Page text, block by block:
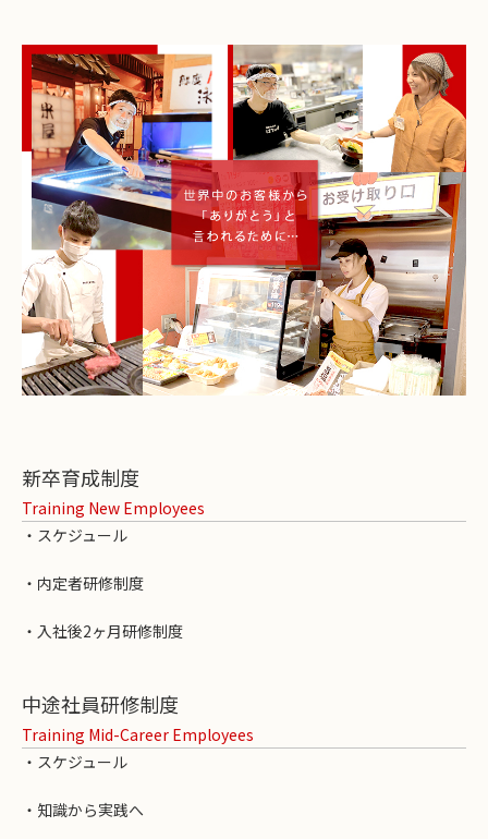
新卒育成制度
Training New Employees
・スケジュール
・内定者研修制度
・入社後2ヶ月研修制度
中途社員研修制度
Training Mid-Career Employees
・スケジュール
・知識から実践へ